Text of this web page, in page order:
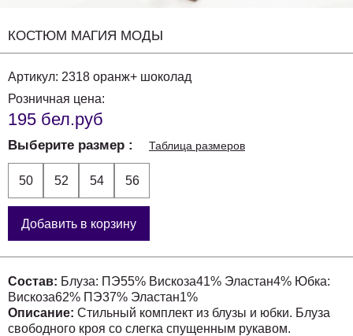
КОСТЮМ МАГИЯ МОДЫ
Артикул: 2318 оранж+ шоколад
Розничная цена:
195 бел.руб
Выберите размер Таблица размеров
50 52 54 56
Добавить в корзину
Состав: Блуза: ПЭ55% Вискоза41% Эластан4% Юбка:
Вискоза62% ПЭ37% Эластан1%
Описание: Стильный комплект из блузы и юбки. Блуза
свободного кроя со слегка спущенным рукавом.